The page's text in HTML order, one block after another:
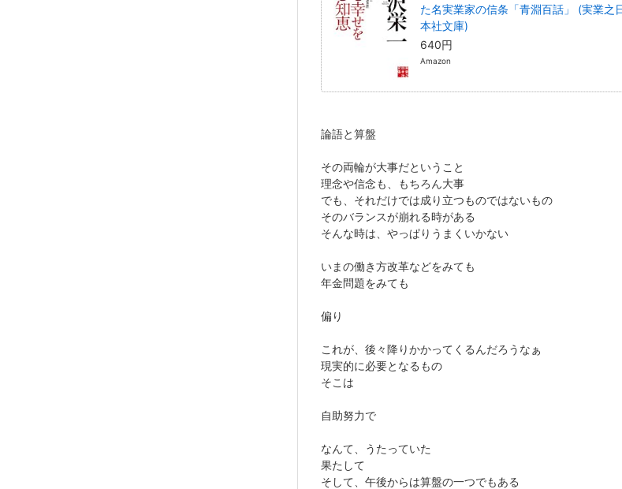
た名実業家の信条「青淵百話」 (実業之
本社文庫)
640円
Amazon
論語と算盤
その両輪が大事だということ
理念や信念も、もちろん大事
でも、それだけでは成り立つものではないもの
そのバランスが崩れる時がある
そんな時は、やっぱりうまくいかない
いまの働き方改革などをみても
年金問題をみても
偏り
これが、後々降りかかってくるんだろうなぁ
現実的に必要となるもの
そこは
自助努力で
なんて、うたっていた
果たして
そして、午後からは算盤の一つでもある